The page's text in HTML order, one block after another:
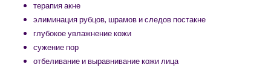
терапия акне
элиминация рубцов, шрамов и следов постакне
глубокое увлажнение кожи
сужение пор
отбеливание и выравнивание кожи лица